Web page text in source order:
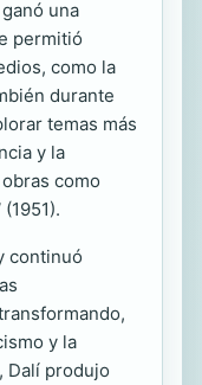
una
permitió
como la
durante
temas más
y la
como
(1951).
continuó
y la
Dalí produjo